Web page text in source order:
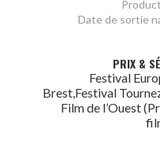
Date de sortie
PRIX &
Festival
Brest,Festival
Film de l’Ouest